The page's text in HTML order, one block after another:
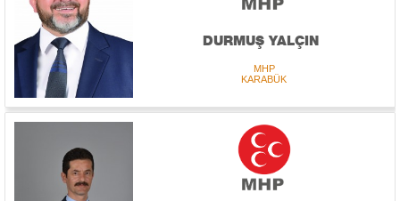
DURMUŞ YALÇIN
MHP
KARABÜK